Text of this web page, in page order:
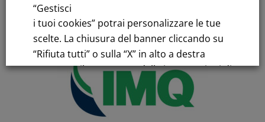
C.C.I.AA. Milano – REA 28331
“Gestisci
i tuoi cookies” potrai personalizzare le tue
scelte. La chiusura del banner cliccando su
“Rifiuta tutti” o sulla “X” in alto a destra
comporta il permanere delle impostazioni di
default e la continuazione della navigazione
in assenza di cookie o altri strumenti di
tracciamento diversi da quelli tecnici.